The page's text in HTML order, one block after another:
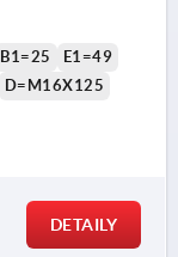
B1=25
E1=49
D=M16X125
DETAILY